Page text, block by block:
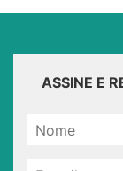
ASSINE E